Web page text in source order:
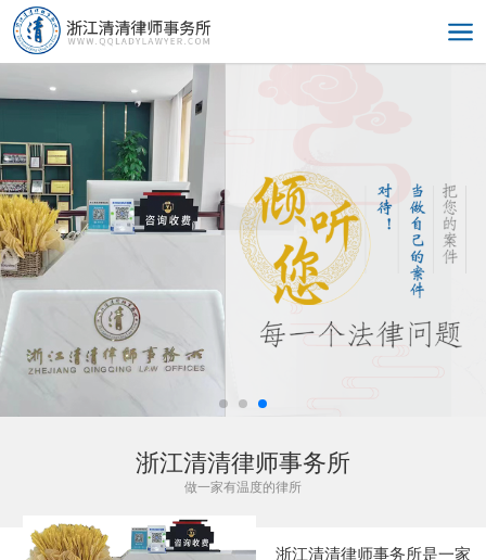
浙江清清律师事务所
做一家有温度的律所
浙江清清律师事务所是一家